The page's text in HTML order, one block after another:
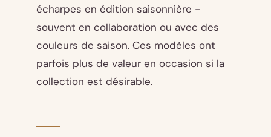
écharpes en édition saisonnière -
souvent en collaboration ou avec des
couleurs de saison. Ces modèles ont
parfois plus de valeur en occasion si la
collection est désirable.